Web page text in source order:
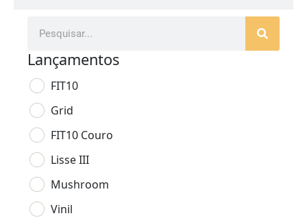
Lançamentos
FIT10
Grid
FIT10 Couro
Lisse III
Mushroom
Vinil